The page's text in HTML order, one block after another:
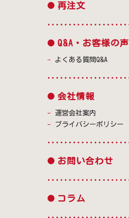
再注文
Q&A・お客様の声
よくある質問Q&A
会社情報
運営会社案内
プライバシーポリシー
お問い合わせ
コラム